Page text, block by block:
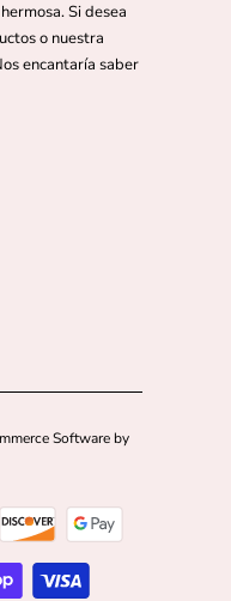
Si desea
o nuestra
encantaría saber
Software by